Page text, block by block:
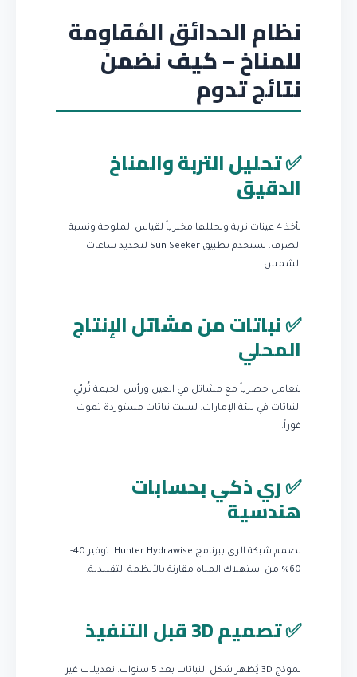
نظام الحدائق المُقاوِمة
للمناخ – كيف نضمن
نتائج تدوم
✅ تحليل التربة والمناخ
الدقيق
نأخذ 4 عينات تربة ونحللها مخبرياً لقياس الملوحة ونسبة
الصرف. نستخدم تطبيق Sun Seeker لتحديد ساعات
الشمس.
✅ نباتات من مشاتل الإنتاج
المحلي
نتعامل حصرياً مع مشاتل في العين ورأس الخيمة تُربّي
النباتات في بيئة الإمارات. ليست نباتات مستوردة تموت
فوراً.
✅ ري ذكي بحسابات
هندسية
نصمم شبكة الري ببرنامج Hunter Hydrawise. توفير 40-
60% من استهلاك المياه مقارنة بالأنظمة التقليدية.
✅ تصميم 3D قبل التنفيذ
نموذج 3D يُظهر شكل النباتات بعد 5 سنوات. تعديلات غير